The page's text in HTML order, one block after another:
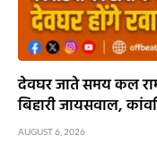
देवघर जाते समय कल
बिहारी जायसवाल,
AUGUST 6, 2026